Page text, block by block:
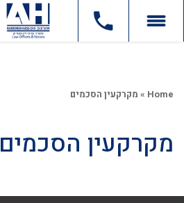
Home
» מקרקעין הסכמים
מקרקעין הסכמים